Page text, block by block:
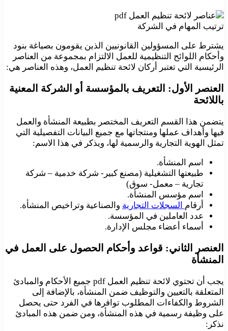
ترتيب المهام في الشركة
يشترط على المسؤولين القانونيين الذين يقومون بصياغة بنود
وأحكام اللوائح التنظيمية للعمل الالتزام بمجموعة من العناصر
الرئيسية التي تعتبر أركان لائحة تنظيم العمل، وهذه العناصر هي:
العنصر الأول: التعريف بالمؤسسة أو الشركة المعنية
باللائحة
يتضمن هذا القسم التعريف المختصر بطبيعة المنشأة والعمل
فيها وأهداف عملها ومنتجاتها مع جميع البيانات التفصيلية التي
تمثل الهوية التجارية والرسمية لها، ويذكر في هذا الاسم:
اسم المنشأة.
طبيعتها التشغيلية (مصنع كبير- شركة خدمية – شركة
تجارية – معمل- سوق)
اسم مؤسس المنشأة.
أرقام السجلات التجارية والصناعية وتراخيص المنشأة.
عدد العاملين في المؤسسة.
أسماء أعضاء مجلس الإدارة.
العنصر الثاني: قواعد وأحكام الحصول على العمل في
المنشأة
يجب أن تحتوي لائحة تنظيم العمل pdf جميع الأحكام والمبادئ
المتعلقة بالتعيين والتوظيف ضمن المنشأة، بالإضافة إلى
الشروط والكفاءات المطلوب توافرها في الفرد حتى يحصل
على وظيفة رسمية في هذه المنشأة، ومن ضمن هذه المبادئ
نذكر: